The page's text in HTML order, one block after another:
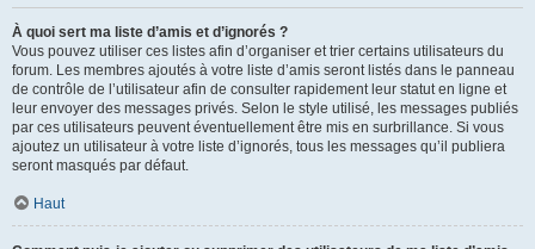
À quoi sert ma liste d’amis et d’ignorés ?
Vous pouvez utiliser ces listes afin d’organiser et trier certains utilisateurs du
forum. Les membres ajoutés à votre liste d’amis seront listés dans le panneau
de contrôle de l’utilisateur afin de consulter rapidement leur statut en ligne et
leur envoyer des messages privés. Selon le style utilisé, les messages publiés
par ces utilisateurs peuvent éventuellement être mis en surbrillance. Si vous
ajoutez un utilisateur à votre liste d’ignorés, tous les messages qu’il publiera
seront masqués par défaut.
Haut